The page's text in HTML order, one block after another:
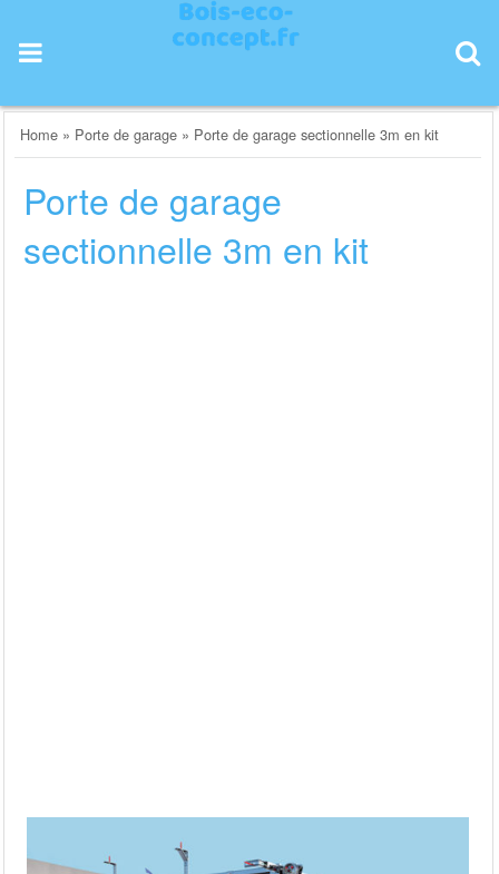
content
Home » Porte de garage » Porte de garage sectionnelle 3m en kit
Porte de garage
sectionnelle 3m en kit